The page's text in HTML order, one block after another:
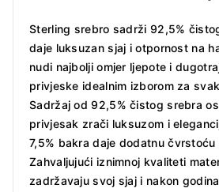
Sterling srebro sadrži 92,5%
daje luksuzan sjaj i otpornost na
nudi najbolji omjer ljepote i
privjeske idealnim izborom za
Sadržaj od 92,5% čistog srebra
privjesak zrači luksuzom i
7,5% bakra daje dodatnu
Zahvaljujući iznimnoj kvaliteti
zadržavaju svoj sjaj i nakon